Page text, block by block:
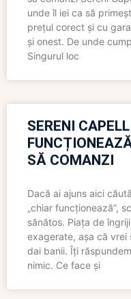
unde îl iei ca să
prețul corect și cu
și onest. De unde
Singurul loc
SERENI
SĂ COMANZI
Dacă ai ajuns aici
„chiar funcționează”,
sănătos. Piața de
exagerate, așa că vrei
dai banii. Îți
nimic. Ce face și